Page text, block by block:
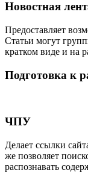
Новостная
Предоставляет
Статьи могут
кратком виде и на
Подготовка к
ЧПУ
Делает ссылки
же позволяет
распознавать